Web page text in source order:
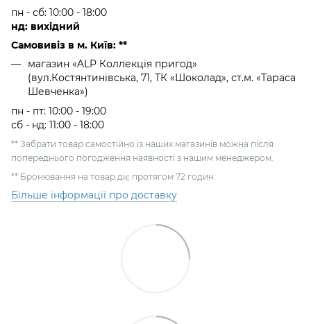
пн - сб: 10:00 - 18:00
нд: вихідний
Самовивіз в м. Київ: **
магазин «ALP Коллекція пригод»
(вул.Костянтинівська, 71, ТК «Шоколад», ст.м. «Тараса
Шевченка»)
пн - пт: 10:00 - 19:00
сб - нд: 11:00 - 18:00
** Забрати товар самостійно із наших магазинів можна після
попереднього погодження наявності з нашим менеджером.
** Бронювання на товар діє протягом 72 годин.
Більше інформації про доставку